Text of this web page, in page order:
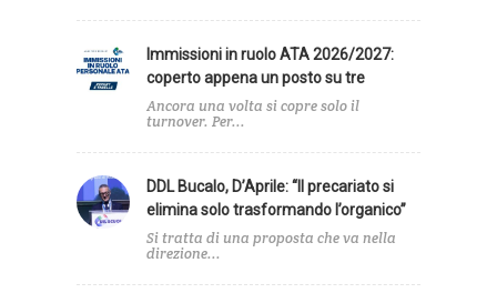
Immissioni in ruolo ATA 2026/2027:
coperto appena un posto su tre
Ancora una volta si copre solo il
turnover. Per...
DDL Bucalo, D’Aprile: “Il precariato si
elimina solo trasformando l’organico”
Si tratta di una proposta che va nella
direzione...